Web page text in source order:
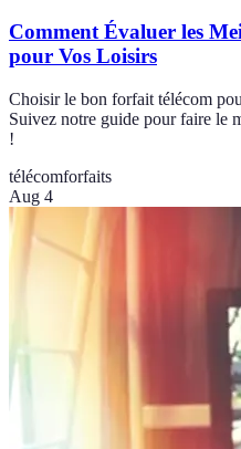
Comment Évaluer les
pour Vos Loisirs
Choisir le bon forfait télécom
Suivez notre guide pour faire le
!
télécomforfaits
Aug 4